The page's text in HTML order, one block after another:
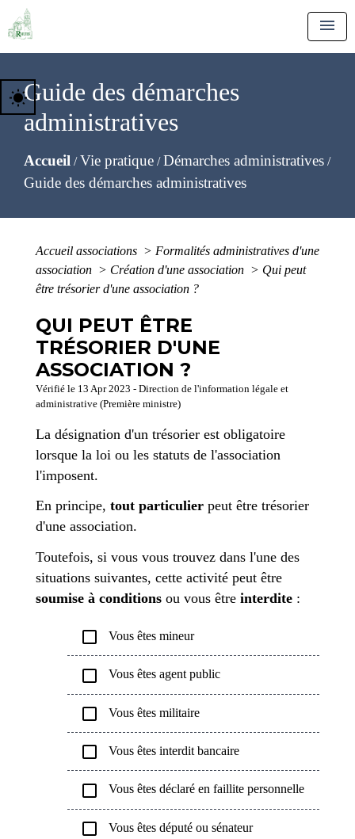
menu
Guide des démarches
administratives
Accueil /Vie pratique /Démarches administratives /
Guide des démarches administratives
wb_sunny
Accueil associations > Formalités administratives d'une
association > Création d'une association > Qui peut
être trésorier d'une association ?
QUI PEUT ÊTRE
TRÉSORIER D'UNE
ASSOCIATION ?
Vérifié le 13 Apr 2023 - Direction de l'information légale et
administrative (Première ministre)
La désignation d'un trésorier est obligatoire
lorsque la loi ou les statuts de l'association
l'imposent.
En principe, tout particulier peut être trésorier
d'une association.
Toutefois, si vous vous trouvez dans l'une des
situations suivantes, cette activité peut être
soumise à conditions ou vous être interdite :
check_box_outline_blank Vous êtes mineur
check_box_outline_blank Vous êtes agent public
check_box_outline_blank Vous êtes militaire
check_box_outline_blank Vous êtes interdit bancaire
check_box_outline_blank Vous êtes déclaré en faillite personnelle
check_box_outline_blank Vous êtes député ou sénateur